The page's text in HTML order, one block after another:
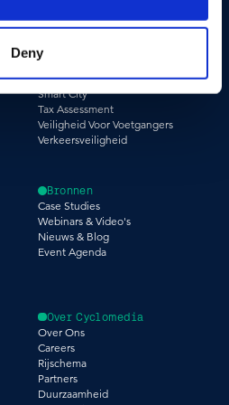
Deny
Asset Management
Bestrating & Oppervlak
Smart City
Tax Assessment
Veiligheid Voor Voetgangers
Verkeersveiligheid
Bronnen
Case Studies
Webinars & Video's
Nieuws & Blog
Event Agenda
Over Cyclomedia
Over Ons
Careers
Rijschema
Partners
Duurzaamheid